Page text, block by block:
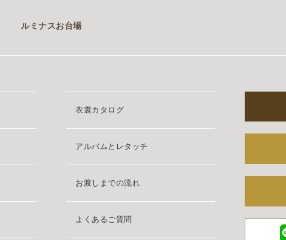
ルミナスお台場
衣裳カタログ
アルバムとレタッチ
お渡しまでの流れ
よくあるご質問